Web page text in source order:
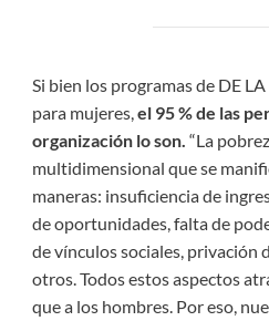
Si bien los programas de DE
para mujeres, el 95 % de las
organización lo son. “La
multidimensional que se
maneras: insuficiencia de
de oportunidades, falta de
de vínculos sociales, privación
otros. Todos estos aspectos
que a los hombres. Por eso,